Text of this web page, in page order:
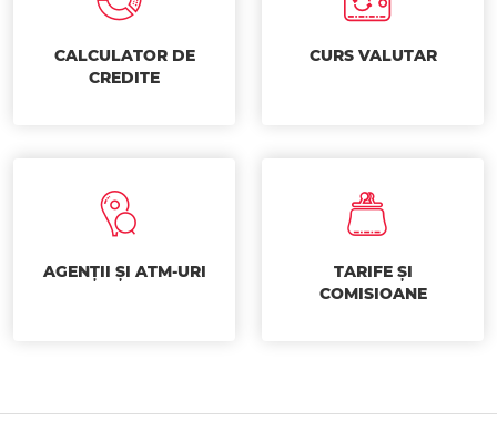
CALCULATOR DE
CREDITE
CURS VALUTAR
AGENȚII ȘI ATM-URI
TARIFE ȘI
COMISIOANE